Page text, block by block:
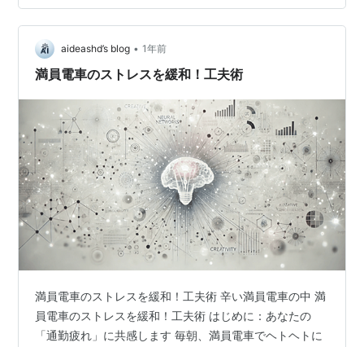
ないズボンになってたというｗｗ どっちかというとピチ
ピチやったのに、 地道にダウンしてきて嬉しい限り🎵 S
買い直す？いや、家着…
aideashd’s blog • 1年前
満員電車のストレスを緩和！工夫術
満員電車のストレスを緩和！工夫術 辛い満員電車の中 満
員電車のストレスを緩和！工夫術 はじめに：あなたの
「通勤疲れ」に共感します 毎朝、満員電車でヘトヘトに